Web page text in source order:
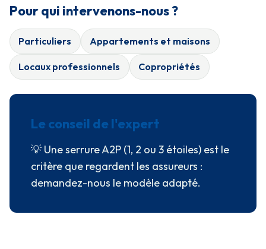
Pour qui intervenons-nous ?
Particuliers Appartements et maisons
Locaux professionnels Copropriétés
Le conseil de l'expert
💡 Une serrure A2P (1, 2 ou 3 étoiles) est le
critère que regardent les assureurs :
demandez-nous le modèle adapté.